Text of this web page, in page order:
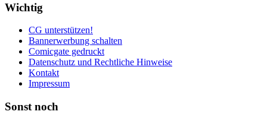
Wichtig
CG unterstützen!
Bannerwerbung schalten
Comicgate gedruckt
Datenschutz und Rechtliche Hinweise
Kontakt
Impressum
Sonst noch